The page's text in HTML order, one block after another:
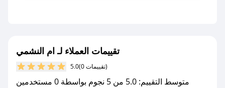
مع صحصح، تسوق بذكاء ووفّر على كل مشترياتك مع
تقييمات العملاء لـ ام النشمي
5.0 (0 تقييمات)
متوسط التقييم: 5.0 من 5 نجوم بواسطة 0 مستخدمين